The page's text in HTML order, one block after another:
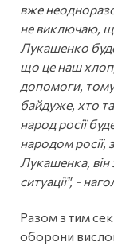
вже
не виключаю,
Лукашенко
що це наш
допомоги,
байдуже, хто
народ росії
народом
Лукашенка, він
ситуації", -
Разом з тим
оборони